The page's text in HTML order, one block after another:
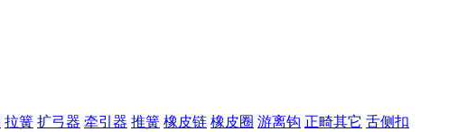
拉簧 扩弓器 牵引器 推簧 橡皮链 橡皮圈 游离钩 正畸其它 舌侧扣